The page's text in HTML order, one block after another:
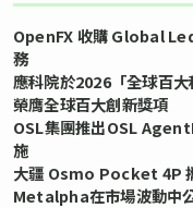
OpenFX 收購 Global
務
應科院於2026「全球百
榮膺全球百大創新獎項
OSL集團推出OSL
施
大疆 Osmo Pocket 4P
Metalpha在市場波動中